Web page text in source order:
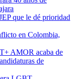
que le dé prioridad
en Colombia,
AMOR acaba de
de